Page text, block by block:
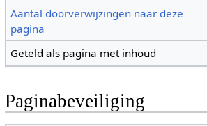
Aantal doorverwijzingen naar deze
pagina
Geteld als pagina met inhoud
Paginabeveiliging